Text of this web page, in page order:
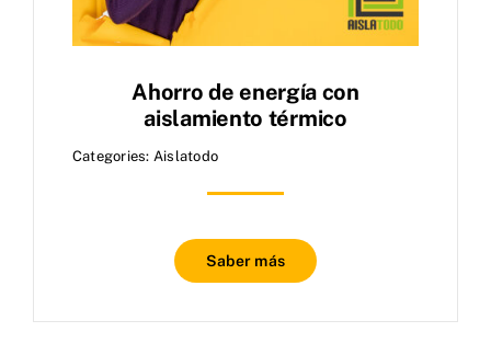
Ahorro de energía con
aislamiento térmico
Categories: Aislatodo
Saber más